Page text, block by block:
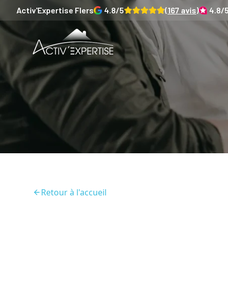
Activ'Expertise Flers 4.8/5 (167 avis) 4.8/5
Retour à l'accueil